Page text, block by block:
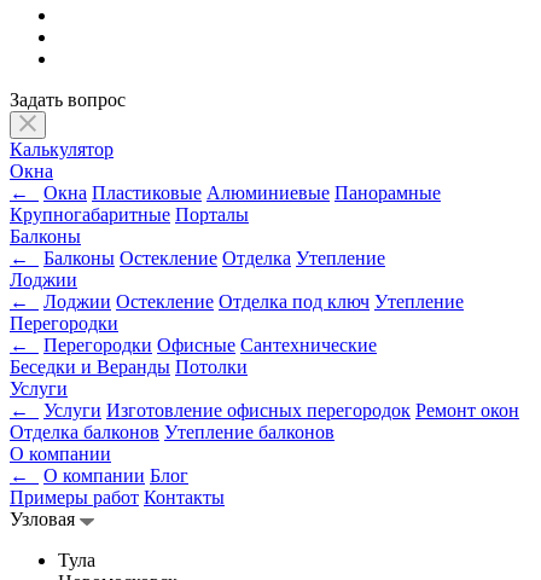
Задать вопрос
Калькулятор
Окна
←
Окна Пластиковые Алюминиевые Панорамные
Крупногабаритные Порталы
Балконы
←
Балконы Остекление Отделка Утепление
Лоджии
←
Лоджии Остекление Отделка под ключ Утепление
Перегородки
←
Перегородки Офисные Сантехнические
Беседки и Веранды Потолки
Услуги
←
Услуги Изготовление офисных перегородок Ремонт окон
Отделка балконов Утепление балконов
О компании
←
О компании Блог
Примеры работ Контакты
Узловая
Тула